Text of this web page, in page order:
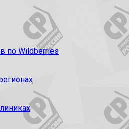
по Wildberries